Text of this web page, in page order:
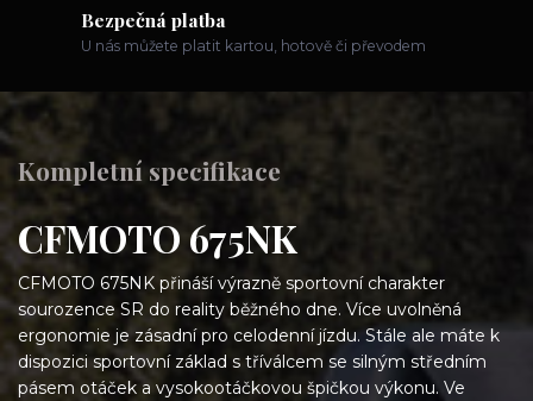
Bezpečná platba
U nás můžete platit kartou, hotově či převodem
Kompletní specifikace
CFMOTO 675NK
CFMOTO 675NK přináší výrazně sportovní charakter
sourozence SR do reality běžného dne. Více uvolněná
ergonomie je zásadní pro celodenní jízdu. Stále ale máte k
dispozici sportovní základ s tříválcem se silným středním
pásem otáček a vysokootáčkovou špičkou výkonu. Ve